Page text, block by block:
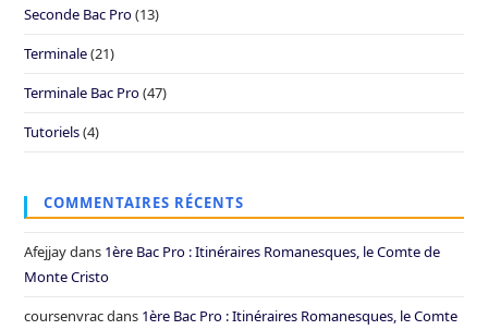
Seconde Bac Pro(13)
Terminale(21)
Terminale Bac Pro(47)
Tutoriels(4)
COMMENTAIRES RÉCENTS
Afejjaydans 1ère Bac Pro : Itinéraires Romanesques, le Comte de
Monte Cristo
coursenvracdans 1ère Bac Pro : Itinéraires Romanesques, le Comte